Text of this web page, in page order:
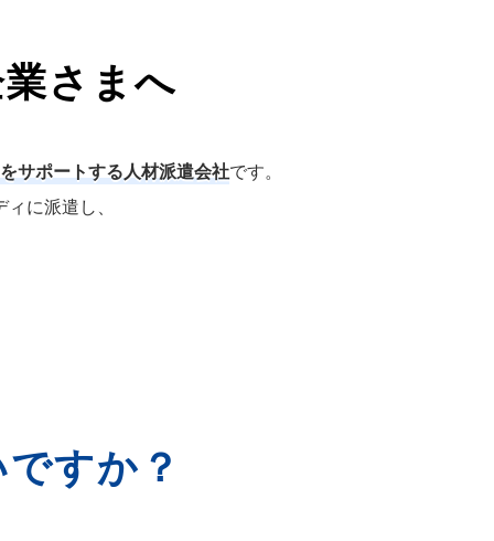
さまへ
サポートする人材派遣会社です。
に派遣し、
すか？